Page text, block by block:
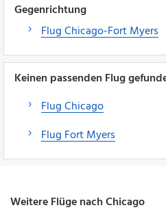
Gegenrichtung
Flug Chicago-Fort Myers
Keinen passenden Flug
Flug Chicago
Flug Fort Myers
Weitere Flüge nach Chicago